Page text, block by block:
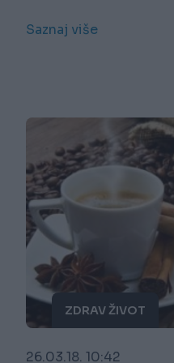
Saznaj više
ZDRAV ŽIVOT
26.03.18. 10:42